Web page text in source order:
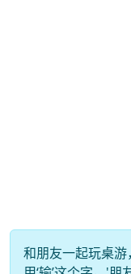
和朋友一起玩桌